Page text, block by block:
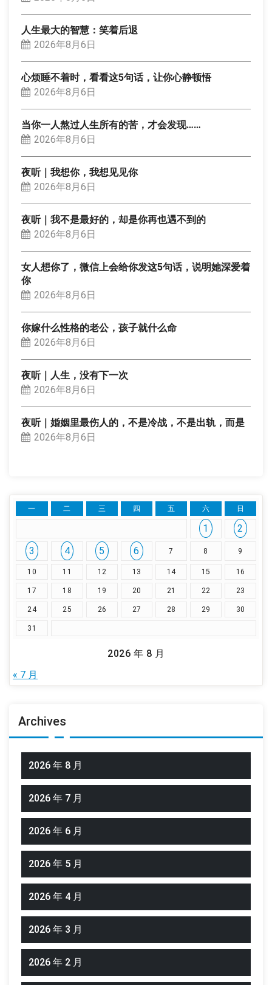
人生最大的智慧：笑着后退
2026年8月6日
心烦睡不着时，看看这5句话，让你心静顿悟
2026年8月6日
当你一人熬过人生所有的苦，才会发现……
2026年8月6日
夜听｜我想你，我想见见你
2026年8月6日
夜听｜我不是最好的，却是你再也遇不到的
2026年8月6日
女人想你了，微信上会给你发这5句话，说明她深爱着
你
2026年8月6日
你嫁什么性格的老公，孩子就什么命
2026年8月6日
夜听｜人生，没有下一次
2026年8月6日
夜听｜婚姻里最伤人的，不是冷战，不是出轨，而是
2026年8月6日
2026 年 8 月
一 二 三 四 五 六 日
1
2
3
4 5 6 7 8 9
10 11 12 13 14 15 16
17 18 19 20 21 22 23
24 25 26 27 28 29 30
31
« 7 月
Archives
2026 年 8 月
2026 年 7 月
2026 年 6 月
2026 年 5 月
2026 年 4 月
2026 年 3 月
2026 年 2 月